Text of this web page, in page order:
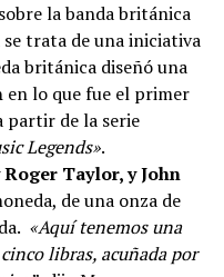
la banda británica
trata de una iniciativa
británica diseñó una
en lo que fue el primer
partir de la serie
Legends».
Taylor, y John
de una onza de
«Aquí tenemos una
libras, acuñada por